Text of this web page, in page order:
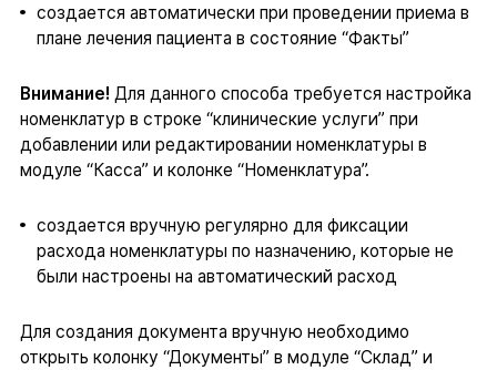
создается автоматически при проведении приема в
плане лечения пациента в состояние “Факты”
Внимание! Для данного способа требуется настройка
номенклатур в строке “клинические услуги” при
добавлении или редактировании номенклатуры в
модуле “Касса” и колонке “Номенклатура”.
создается вручную регулярно для фиксации
расхода номенклатуры по назначению, которые не
были настроены на автоматический расход
Для создания документа вручную необходимо
открыть колонку “Документы” в модуле “Склад” и